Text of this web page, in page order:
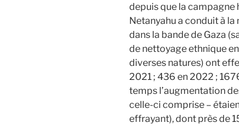
depuis que la
Netanyahu a conduit à
dans la bande de Gaza
de nettoyage ethnique
diverses natures) ont
2021 ; 436 en 2022 ;
temps l’augmentation
celle-ci comprise –
effrayant), dont près de